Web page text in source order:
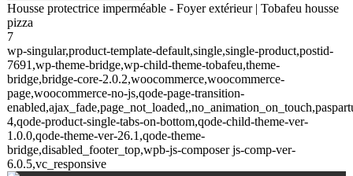
Housse protectrice imperméable - Foyer extérieur | Tobafeu housse
pizza
7
wp-singular,product-template-default,single,single-product,postid-
7691,wp-theme-bridge,wp-child-theme-tobafeu,theme-
bridge,bridge-core-2.0.2,woocommerce,woocommerce-
page,woocommerce-no-js,qode-page-transition-
4,qode-product-single-tabs-on-bottom,qode-child-theme-ver-
1.0.0,qode-theme-ver-26.1,qode-theme-
bridge,disabled_footer_top,wpb-js-composer js-comp-ver-
6.0.5,vc_responsive